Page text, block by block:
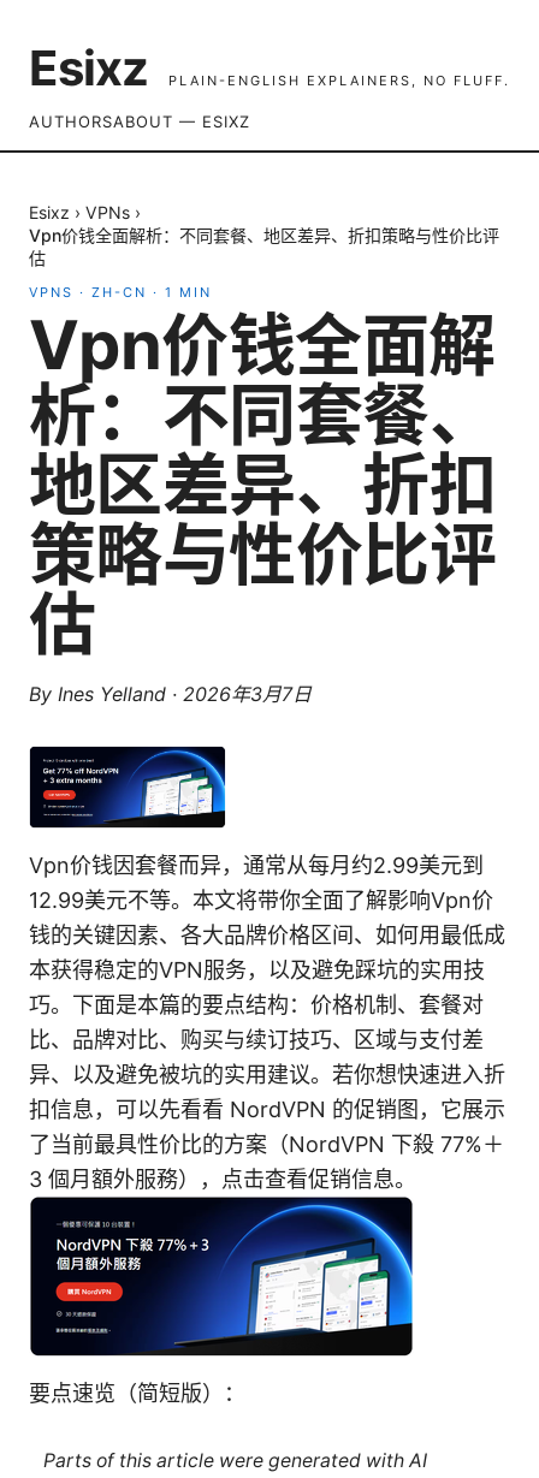
Esixz PLAIN-ENGLISH EXPLAINERS, NO FLUFF.
AUTHORSABOUT — ESIXZ
Esixz › VPNs ›
Vpn价钱全面解析：不同套餐、地区差异、折扣策略与性价比评
估
VPNS · ZH-CN · 1 MIN
Vpn价钱全面解
析：不同套餐、
地区差异、折扣
策略与性价比评
估
By Ines Yelland · 2026年3月7日
Vpn价钱因套餐而异，通常从每月约2.99美元到
12.99美元不等。本文将带你全面了解影响Vpn价
钱的关键因素、各大品牌价格区间、如何用最低成
本获得稳定的VPN服务，以及避免踩坑的实用技
巧。下面是本篇的要点结构：价格机制、套餐对
比、品牌对比、购买与续订技巧、区域与支付差
异、以及避免被坑的实用建议。若你想快速进入折
扣信息，可以先看看 NordVPN 的促销图，它展示
了当前最具性价比的方案（NordVPN 下殺 77%＋
3 個月額外服務），点击查看促销信息。
要点速览（简短版）：
Parts of this article were generated with AI